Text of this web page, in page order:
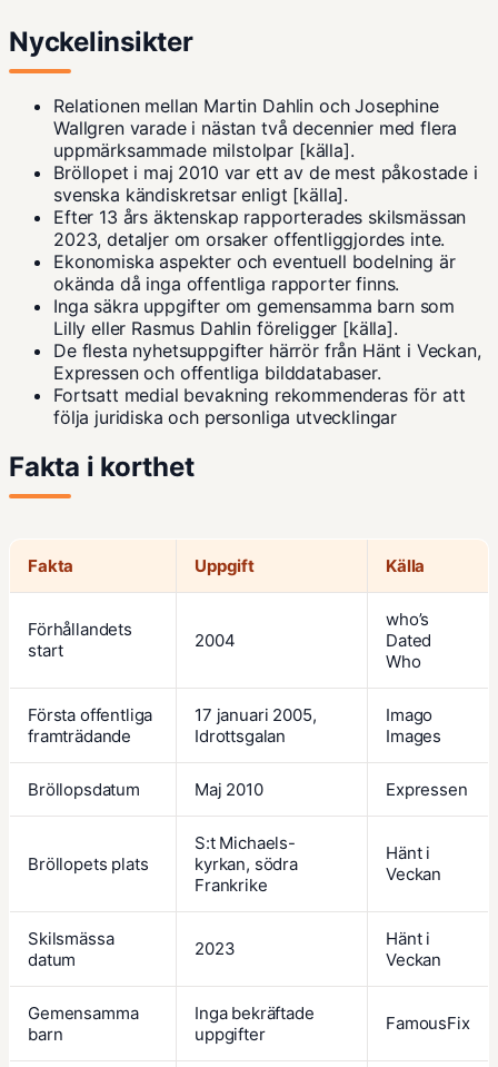
Nyckelinsikter
Relationen mellan Martin Dahlin och Josephine
Wallgren varade i nästan två decennier med flera
uppmärksammade milstolpar [källa].
Bröllopet i maj 2010 var ett av de mest påkostade i
svenska kändiskretsar enligt [källa].
Efter 13 års äktenskap rapporterades skilsmässan
2023, detaljer om orsaker offentliggjordes inte.
Ekonomiska aspekter och eventuell bodelning är
okända då inga offentliga rapporter finns.
Inga säkra uppgifter om gemensamma barn som
Lilly eller Rasmus Dahlin föreligger [källa].
De flesta nyhetsuppgifter härrör från Hänt i Veckan,
Expressen och offentliga bilddatabaser.
Fortsatt medial bevakning rekommenderas för att
följa juridiska och personliga utvecklingar
Fakta i korthet
Fakta Uppgift Källa
Förhållandets
start
2004
who’s
Dated
Who
Första offentliga
framträdande
17 januari 2005,
Idrottsgalan
Imago
Images
Bröllopsdatum Maj 2010 Expressen
Bröllopets plats
S:t Michaels-
kyrkan, södra
Frankrike
Hänt i
Veckan
Skilsmässa
datum
2023
Hänt i
Veckan
Gemensamma
barn
Inga bekräftade
uppgifter
FamousFix